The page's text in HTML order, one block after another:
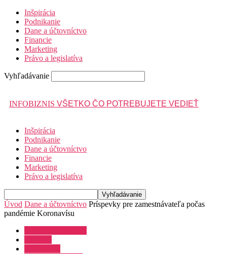
Inšpirácia
Podnikanie
Dane a účtovníctvo
Financie
Marketing
Právo a legislatíva
Vyhľadávanie
INFOBIZNIS VŠETKO ČO POTREBUJETE VEDIEŤ
Inšpirácia
Podnikanie
Dane a účtovníctvo
Financie
Marketing
Právo a legislatíva
Úvod Dane a účtovníctvo Príspevky pre zamestnávateľa počas
pandémie Koronavísu